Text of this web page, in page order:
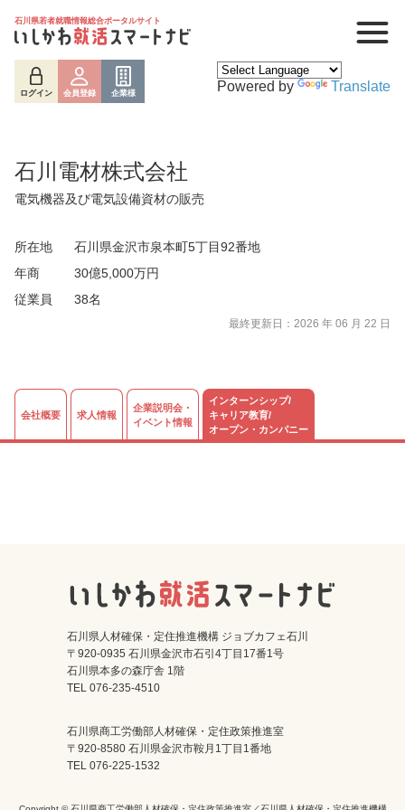
石川県若者就職情報総合ポータルサイト
ログイン 会員登録 企業様 Powered by Translate
石川電材株式会社
電気機器及び電気設備資材の販売
所在地
石川県金沢市泉本町5丁目92番地
年商
30億5,000万円
従業員
38名
最終更新日：2026 年 06 月 22 日
会社概要 求人情報
企業説明会・
イベント情報
インターンシップ/
キャリア教育/
オープン・カンパニー
石川県人材確保・定住推進機構 ジョブカフェ石川
〒920-0935 石川県金沢市石引4丁目17番1号
石川県本多の森庁舎 1階
TEL 076-235-4510
石川県商工労働部人材確保・定住政策推進室
〒920-8580 石川県金沢市鞍月1丁目1番地
TEL 076-225-1532